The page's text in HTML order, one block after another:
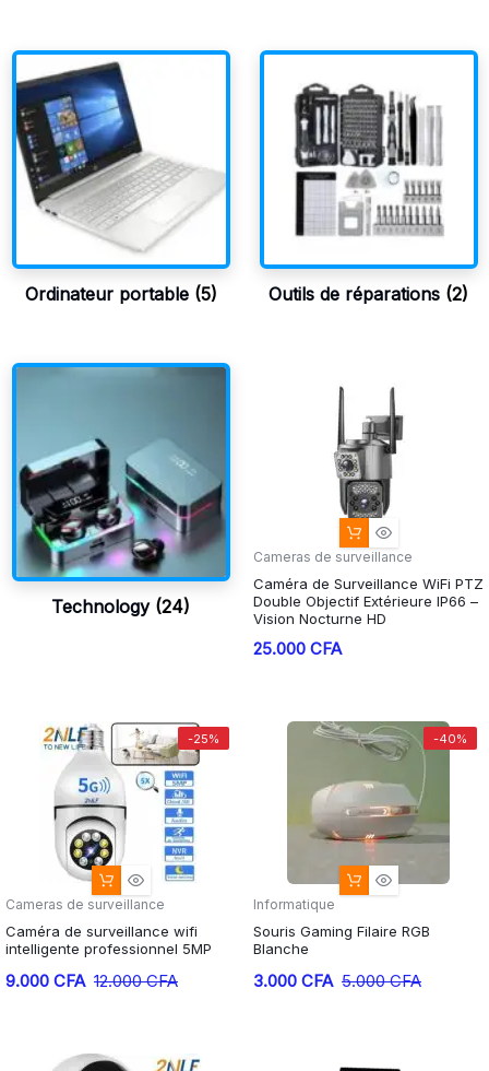
Ordinateur portable (5) Outils de réparations (2)
Technology (24)
Cameras de surveillance
Caméra de Surveillance WiFi PTZ
Double Objectif Extérieure IP66 –
Vision Nocturne HD
25.000 CFA
-25%
Cameras de surveillance
Caméra de surveillance wifi
intelligente professionnel 5MP
12.000CFA
Le
9.000 CFA
Le
-40%
Informatique
Souris Gaming Filaire RGB
Blanche
5.000CFA
Le
3.000 CFA
Le